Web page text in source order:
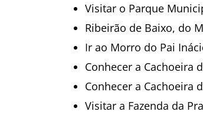
Visitar o Parque
Ribeirão de Baixo, do
Ir ao Morro do Pai
Conhecer a Cachoeira
Conhecer a Cachoeira
Visitar a Fazenda da